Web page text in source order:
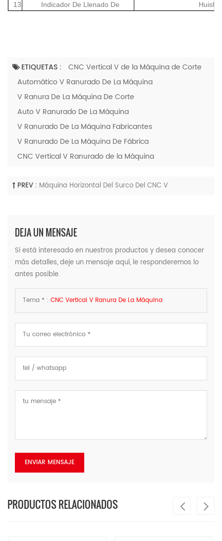
13
Indicador De Llenado De
ETIQUETAS :
CNC Vertical V de la Máquina de Corte
Automático V Ranurado De La Máquina
V Ranura De La Máquina De Corte
Auto V Ranurado De La Máquina
V Ranurado De La Máquina Fabricantes
V Ranurado De La Máquina De Fábrica
CNC Vertical V Ranurado de la Máquina
PREV : Máquina Horizontal Del Surco Del CNC V
DEJA UN MENSAJE
Si está interesado en nuestros productos y desea conocer
más detalles, deje un mensaje aquí, le responderemos lo
antes posible.
Tema * : CNC Vertical V Ranura De La Máquina
PRODUCTOS RELACIONADOS